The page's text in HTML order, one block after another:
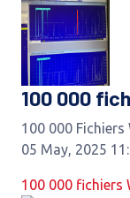
100 000
100 000
05 May, 2025
100 000 fichiers